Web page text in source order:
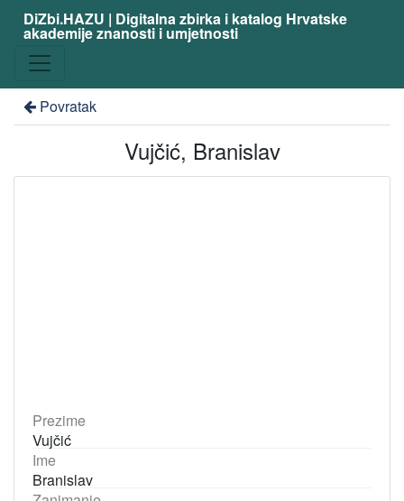
DiZbi.HAZU | Digitalna zbirka i katalog Hrvatske
akademije znanosti i umjetnosti
Povratak
Vujčić, Branislav
Prezime
Vujčić
Ime
Branislav